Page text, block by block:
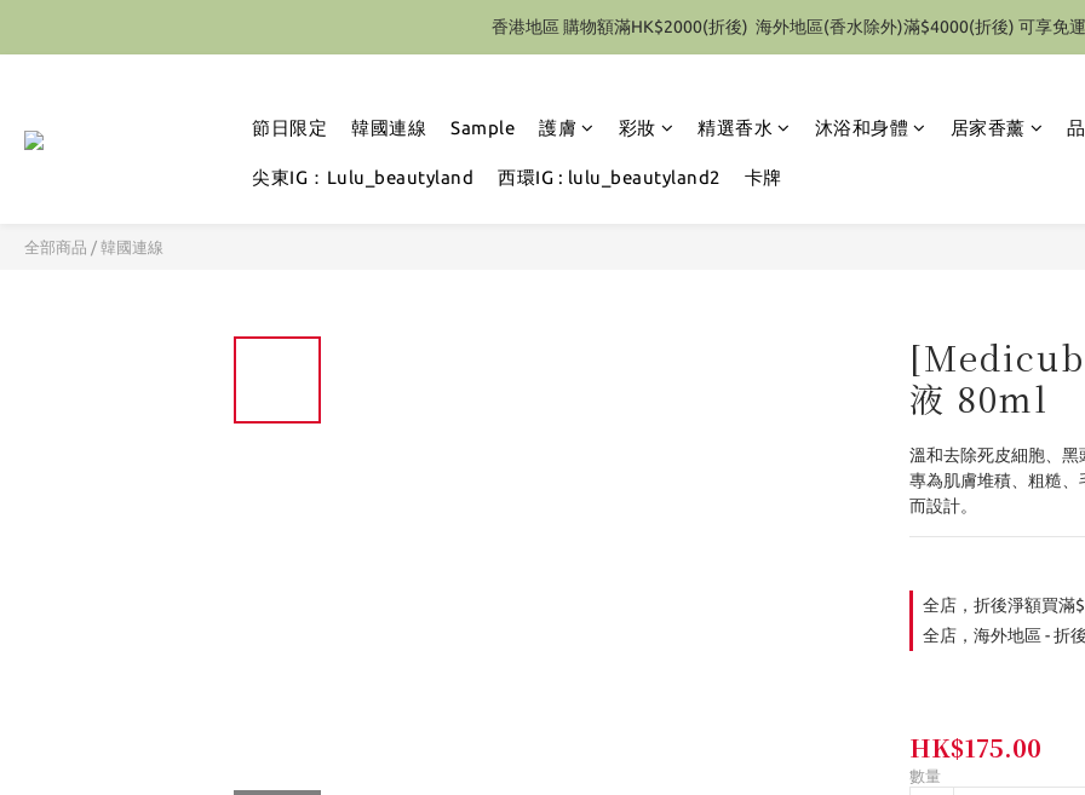
特別優惠 1件即享有9折優惠(部份產品除外）
香港地區 購物額滿HK$2000(折後)  海外地區(香水除外)滿$4000(折後) 可享免
節日限定 韓國連線 Sample 護膚 彩妝 精選香水 沐浴和身體 居家香薰
尖東IG：Lulu_beautyland 西環IG : lulu_beautyland2 卡牌
全部商品 / 韓國連線
液 80ml
溫和去除死皮細胞、黑
專為肌膚堆積、粗糙
而設計。
全店，折後淨額買滿
全店，海外地區 - 折
HK$175.00
數量